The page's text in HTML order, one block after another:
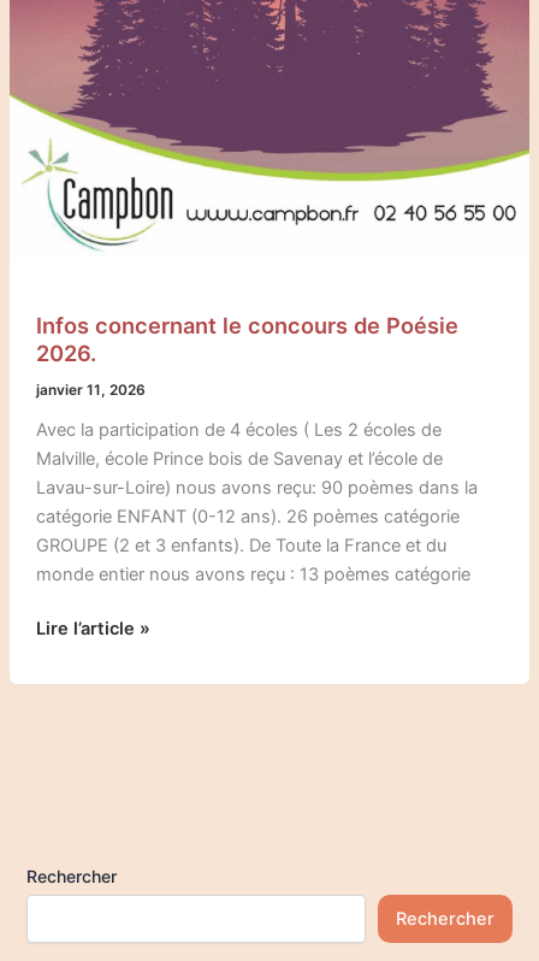
Infos concernant le concours de Poésie
2026.
janvier 11, 2026
Avec la participation de 4 écoles ( Les 2 écoles de
Malville, école Prince bois de Savenay et l’école de
Lavau-sur-Loire) nous avons reçu: 90 poèmes dans la
catégorie ENFANT (0-12 ans). 26 poèmes catégorie
GROUPE (2 et 3 enfants). De Toute la France et du
monde entier nous avons reçu : 13 poèmes catégorie
Lire l’article »
Rechercher
Rechercher